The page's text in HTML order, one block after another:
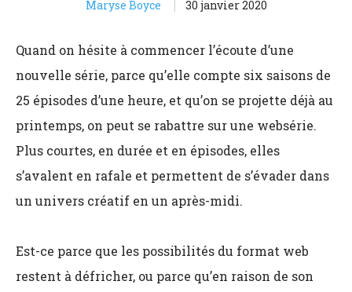
Maryse Boyce 30 janvier 2020
Quand on hésite à commencer l’écoute d’une
nouvelle série, parce qu’elle compte six saisons de
25 épisodes d’une heure, et qu’on se projette déjà au
printemps, on peut se rabattre sur une websérie.
Plus courtes, en durée et en épisodes, elles
s’avalent en rafale et permettent de s’évader dans
un univers créatif en un après-midi.
Est-ce parce que les possibilités du format web
restent à défricher, ou parce qu’en raison de son